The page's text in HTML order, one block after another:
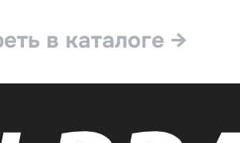
в каталоге →